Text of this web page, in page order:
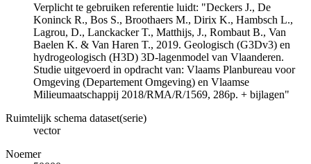
Verplicht te gebruiken referentie luidt: "Deckers J., De
Koninck R., Bos S., Broothaers M., Dirix K., Hambsch L.,
Lagrou, D., Lanckacker T., Matthijs, J., Rombaut B., Van
Baelen K. & Van Haren T., 2019. Geologisch (G3Dv3) en
hydrogeologisch (H3D) 3D-lagenmodel van Vlaanderen.
Studie uitgevoerd in opdracht van: Vlaams Planbureau voor
Omgeving (Departement Omgeving) en Vlaamse
Milieumaatschappij 2018/RMA/R/1569, 286p. + bijlagen"
Ruimtelijk schema dataset(serie)
vector
Noemer